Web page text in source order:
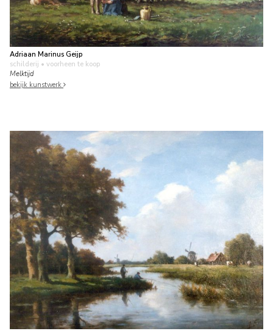
Adriaan Marinus Geijp
schilderij • voorheen te koop
Melktijd
bekijk kunstwerk